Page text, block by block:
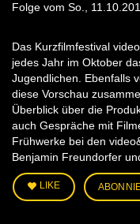
Folge vom So.,
Das Kurzfilmfestival
jedes Jahr im Oktober
Jugendlichen. Ebenfalls
diese Vorschau
Überblick über die
auch Gespräche mit
Frühwerke bei den
Benjamin Freundorfer
LIKE